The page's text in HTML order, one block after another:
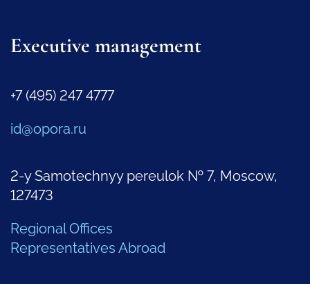
Executive management
+7 (495) 247 4777
id@opora.ru
2-y Samotechnyy pereulok № 7, Moscow,
127473
Regional Offices
Representatives Abroad